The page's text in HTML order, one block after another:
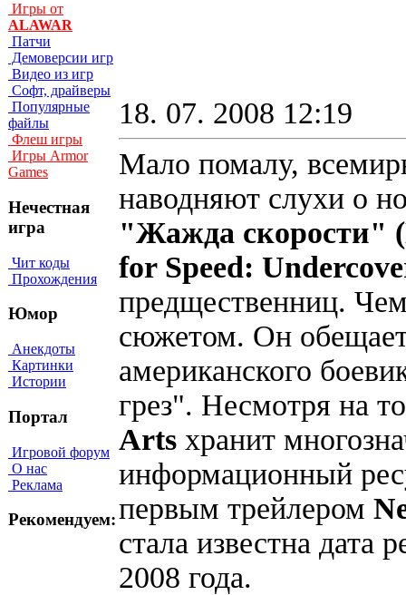
Игры от
ALAWAR
Патчи
Демоверсии игр
Видео из игр
Софт, драйверы
Популярные
файлы
Флеш игры
Игры Armor
Games
Нечестная
игра
Чит коды
Прохождения
Юмор
Анекдоты
Картинки
Истории
Портал
Игровой форум
О нас
Реклама
Рекомендуем:
18. 07. 2008 12:19
Мало помалу,
наводняют слухи о
"Жажда скорости"
for Speed:
предщественниц.
сюжетом. Он
американского
грез". Несмотря на
Arts хранит
информационный
первым трейлером
стала известна дата
2008 года.